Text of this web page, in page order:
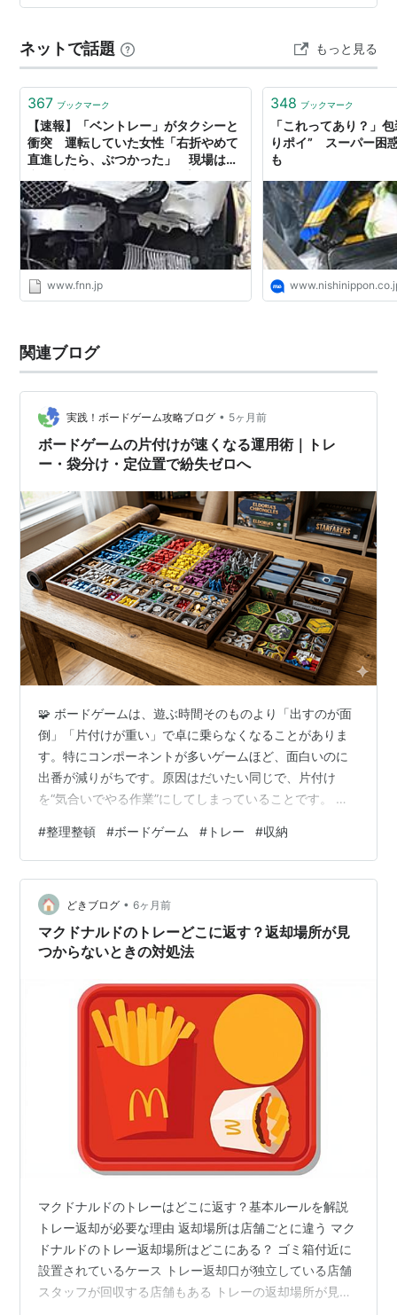
は多数（ありがとうございます）、紹介されている商品
く、本日ご近所DAISOへ。 側面には穴が開いているが、
まさにほしいサイズのトレー。深…
ネットで話題 もっと見る
367 ブックマーク
【速報】「ベントレー」がタクシーと
衝突 運転していた女性「右折やめて
直進したら、ぶつかった」 現場は東
ンライン
www.fnn.jp
348 ブックマーク
「これってあり？」
りポイ” スーパー困
も
関連ブログ
実践！ボードゲーム攻略ブログ • 5ヶ月前
ボードゲームの片付けが速くなる運用術｜トレ
ー・袋分け・定位置で紛失ゼロへ
🧩 ボードゲームは、遊ぶ時間そのものより「出すのが面
倒」「片付けが重い」で卓に乗らなくなることがありま
す。特にコンポーネントが多いゲームほど、面白いのに
出番が減りがちです。原因はだいたい同じで、片付け
を“気合いでやる作業”にしてしまっていることです。 で
ります。トレーを使う、袋を分ける、箱の中の定位置を
決める、最後に紛失チェックの手順を固定する。この4つ
をやるだけで、片付けはかなり軽くなります。この記事
では、ボードゲームをもっと出しやすくするための、実
務寄りの片付け運用をまとめます。 🧭 結論｜片付けを速
くする3箇条 1. 箱の中に「戻す場所」…
#整理整頓 #ボードゲーム # トレー #収納
どきブログ • 6ヶ月前
マクドナルドのトレーどこに返す？返却場所が見
つからないときの対処法
マクドナルドのトレーはどこに返す？基本ルールを解説
トレー返却が必要な理由 返却場所は店舗ごとに違う マク
ドナルドのトレー返却場所はどこにある？ ゴミ箱付近に
設置されているケース トレー返却口が独立している店舗
スタッフが回収する店舗もある トレーの返却場所が見つ